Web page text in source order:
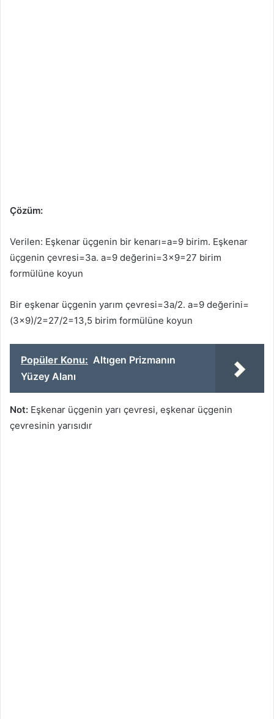
Çözüm:
Verilen: Eşkenar üçgenin bir kenarı=a=9 birim. Eşkenar
üçgenin çevresi=3a. a=9 değerini=3×9=27 birim
formülüne koyun
Bir eşkenar üçgenin yarım çevresi=3a/2. a=9 değerini=
(3×9)/2=27/2=13,5 birim formülüne koyun
Popüler Konu: Altıgen Prizmanın
Yüzey Alanı
Not: Eşkenar üçgenin yarı çevresi, eşkenar üçgenin
çevresinin yarısıdır